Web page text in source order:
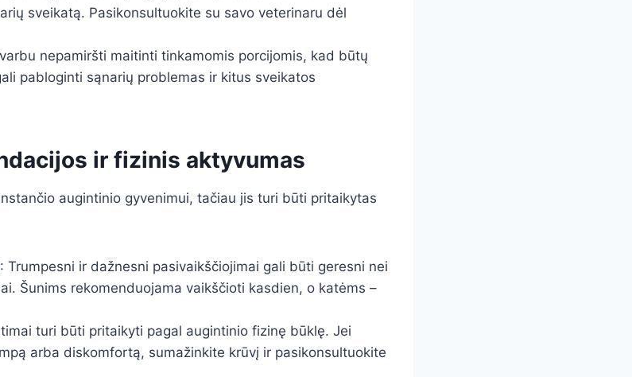
sveikatą. Pasikonsultuokite su savo veterinaru dėl
nepamiršti maitinti tinkamomis porcijomis, kad būtų
pabloginti sąnarių problemas ir kitus sveikatos
ir fizinis aktyvumas
augintinio gyvenimui, tačiau jis turi būti pritaikytas
: Trumpesni ir dažnesni pasivaikščiojimai gali būti geresni nei
Šunims rekomenduojama vaikščioti kasdien, o katėms –
turi būti pritaikyti pagal augintinio fizinę būklę. Jei
arba diskomfortą, sumažinkite krūvį ir pasikonsultuokite